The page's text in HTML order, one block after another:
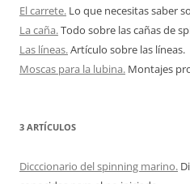
El carrete. Lo que necesitas saber
La caña.Todo sobre las cañas de
Las líneas.Artículo sobre las líneas.
Moscas para la lubina. Montajes
3 ARTÍCULOS
Dicccionario del spinning marino.